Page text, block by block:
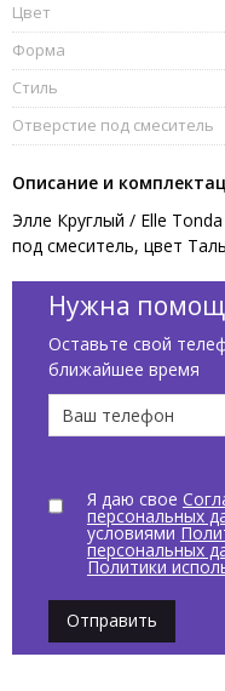
Цвет
Форма
Стиль
Отверстие под смеситель
Описание и
Элле Круглый / Elle
под смеситель, цвет
Нужна
Оставьте свой
ближайшее время
Я даю свое
персональных
условиями
персональных
Политики
Отправить